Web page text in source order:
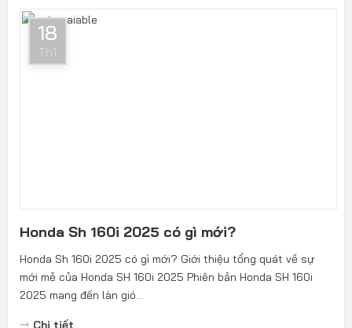
18
Th1
Honda Sh 160i 2025 có gì mới?
Honda Sh 160i 2025 có gì mới? Giới thiệu tổng quát về sự
mới mẻ của Honda SH 160i 2025 Phiên bản Honda SH 160i
2025 mang đến làn gió...
Chi tiết